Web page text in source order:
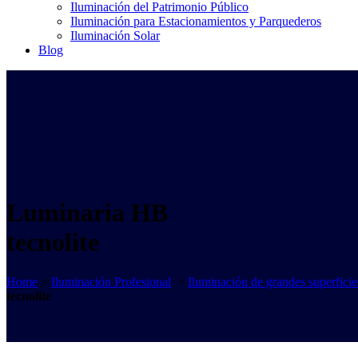
Iluminación del Patrimonio Público
Iluminación para Estacionamientos y Parquederos
Iluminación Solar
Blog
Luminaria HB
tecnolite
Home > Iluminación Profesional > Iluminación de grandes
tecnolite